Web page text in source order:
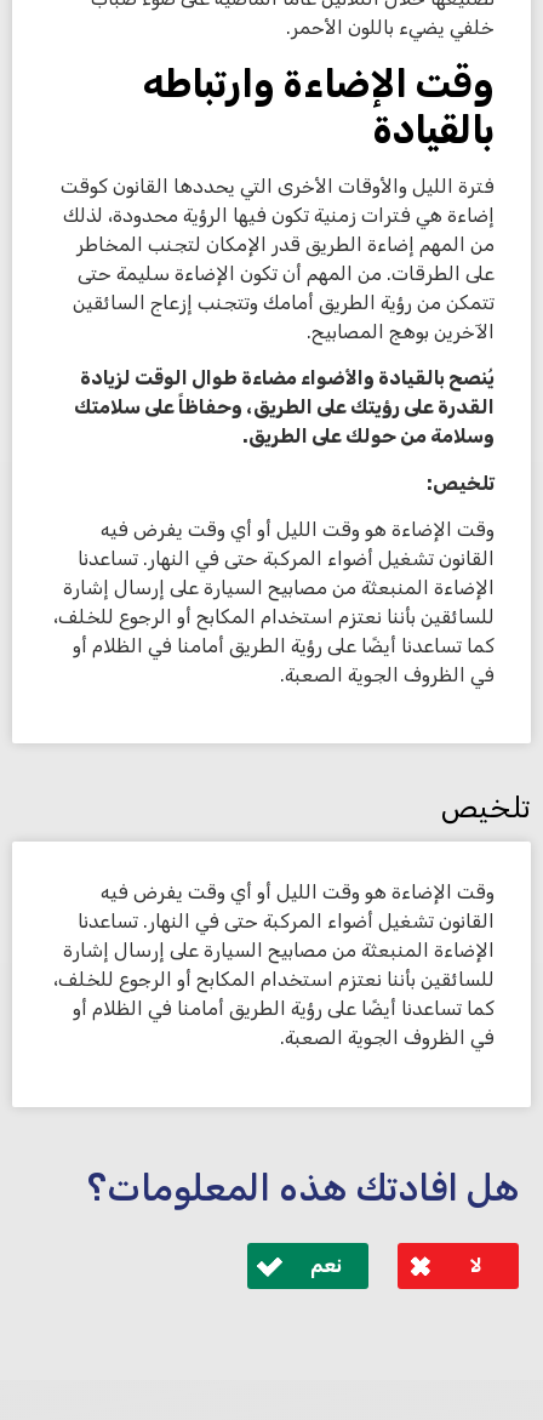
خلفي يضيء باللون الأحمر.
وقت الإضاءة وارتباطه
بالقيادة
فترة الليل والأوقات الأخرى التي يحددها القانون كوقت
إضاءة هي فترات زمنية تكون فيها الرؤية محدودة، لذلك
من المهم إضاءة الطريق قدر الإمكان لتجنب المخاطر
على الطرقات. من المهم أن تكون الإضاءة سليمة حتى
تتمكن من رؤية الطريق أمامك وتتجنب إزعاج السائقين
الآخرين بوهج المصابيح.
يُنصح بالقيادة والأضواء مضاءة طوال الوقت لزيادة
القدرة على رؤيتك على الطريق، وحفاظاً على سلامتك
وسلامة من حولك على الطريق.
تلخيص:
وقت الإضاءة هو وقت الليل أو أي وقت يفرض فيه
القانون تشغيل أضواء المركبة حتى في النهار. تساعدنا
الإضاءة المنبعثة من مصابيح السيارة على إرسال إشارة
للسائقين بأننا نعتزم استخدام المكابح أو الرجوع للخلف،
كما تساعدنا أيضًا على رؤية الطريق أمامنا في الظلام أو
في الظروف الجوية الصعبة.
تلخيص
وقت الإضاءة هو وقت الليل أو أي وقت يفرض فيه
القانون تشغيل أضواء المركبة حتى في النهار. تساعدنا
الإضاءة المنبعثة من مصابيح السيارة على إرسال إشارة
للسائقين بأننا نعتزم استخدام المكابح أو الرجوع للخلف،
كما تساعدنا أيضًا على رؤية الطريق أمامنا في الظلام أو
في الظروف الجوية الصعبة.
هل افادتك هذه المعلومات؟
لا نعم